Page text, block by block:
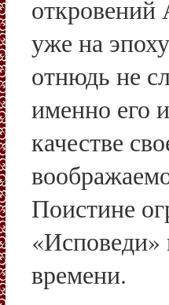
откровений
уже на
отнюдь не
именно его
качестве
Поистине
«Исповеди»
времени.